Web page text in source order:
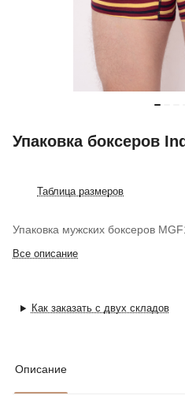
Упаковка боксеров
Таблица размеров
Упаковка мужских боксеров
Все описание
Как заказать с двух складов
Описание